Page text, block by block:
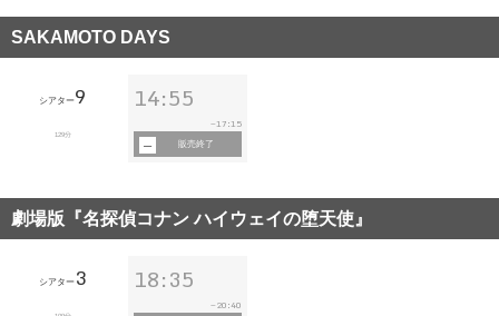
SAKAMOTO DAYS
シアター9
129分
14:55
~17:15
販売終了
劇場版『名探偵コナン ハイウェイの堕天使』
シアター 3 18:35
~ 20:40